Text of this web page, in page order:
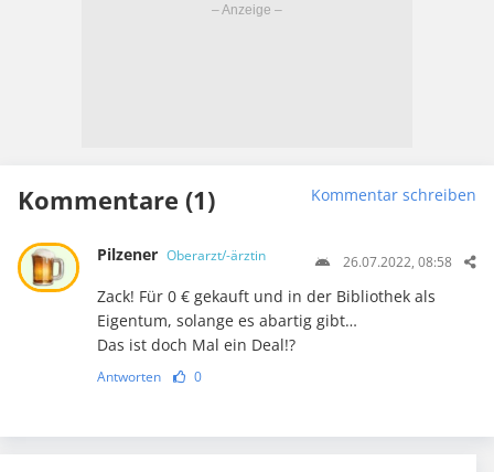
Kommentare (1) Kommentar schreiben
Pilzener Oberarzt/-ärztin 26.07.2022, 08:58
Zack! Für 0 € gekauft und in der Bibliothek als
Eigentum, solange es abartig gibt…
Das ist doch Mal ein Deal!?
Antworten 0